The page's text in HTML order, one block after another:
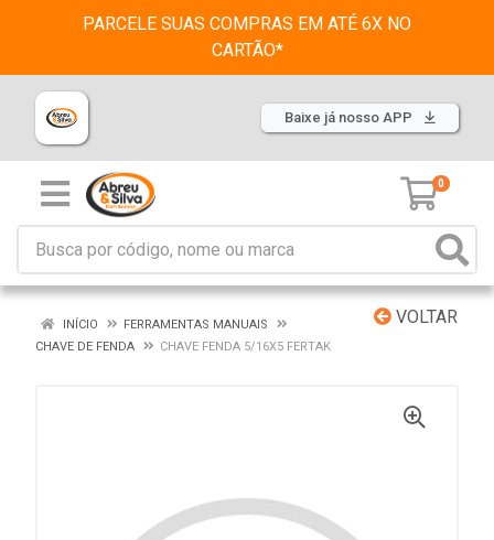
PARCELE SUAS COMPRAS EM ATÉ 6X NO
CARTÃO*
Baixe já nosso APP
0
VOLTAR
INÍCIO
FERRAMENTAS MANUAIS
CHAVE DE FENDA
CHAVE FENDA 5/16X5 FERTAK